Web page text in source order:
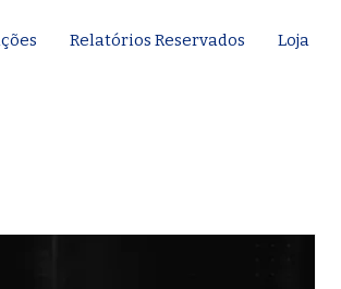
Relatórios Reservados Loja